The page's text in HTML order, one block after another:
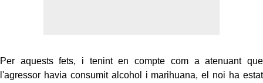
Per aquests fets, i tenint en compte com a atenuant que
l'agressor havia consumit alcohol i marihuana, el noi ha estat